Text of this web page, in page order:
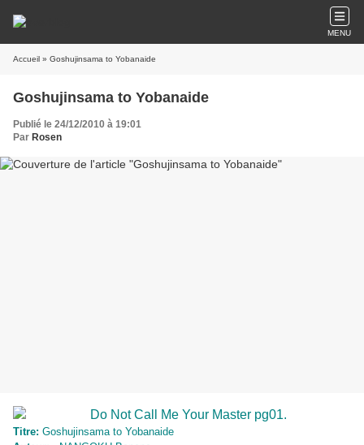
MENU
Accueil » Goshujinsama to Yobanaide
Goshujinsama to Yobanaide
Publié le 24/12/2010 à 19:01
Par Rosen
Titre: Goshujinsama to Yobanaide